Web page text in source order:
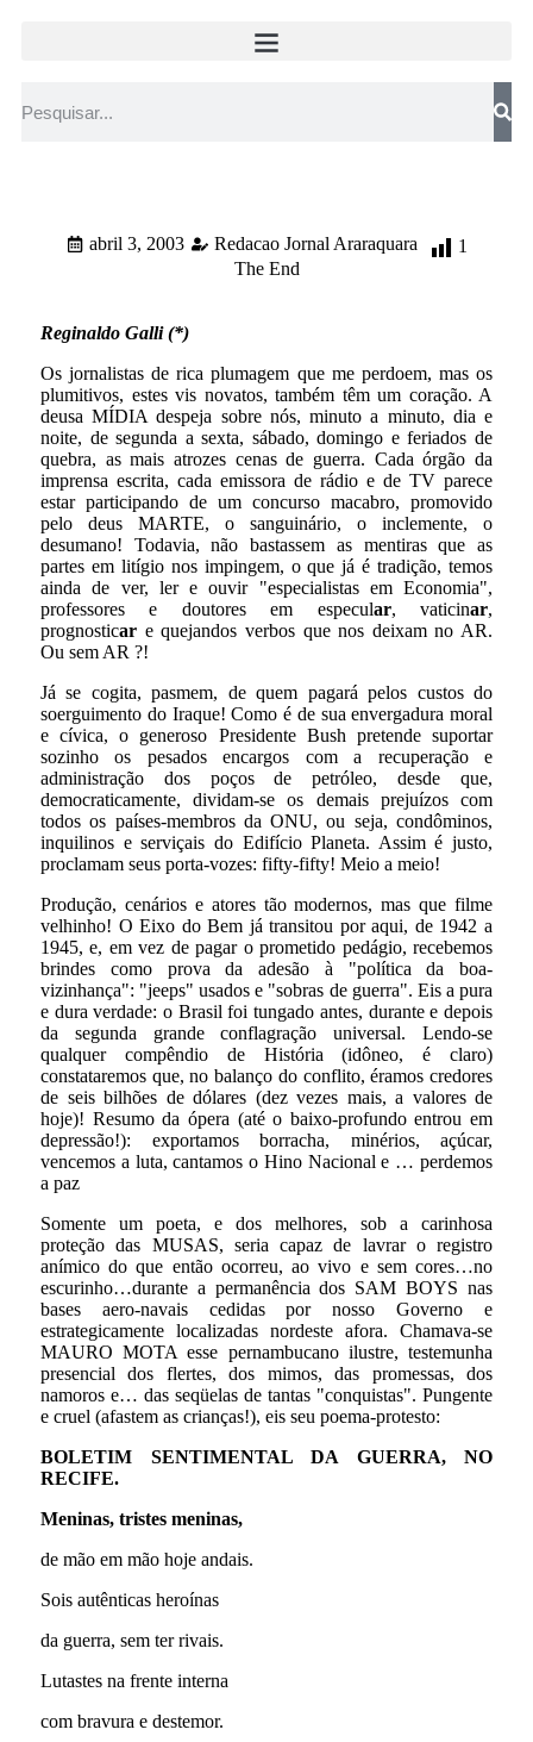
abril 3, 2003 Redacao Jornal Araraquara
1
The End
Reginaldo Galli (*)
Os jornalistas de rica plumagem que me perdoem, mas os
plumitivos, estes vis novatos, também têm um coração. A
deusa MÍDIA despeja sobre nós, minuto a minuto, dia e
noite, de segunda a sexta, sábado, domingo e feriados de
quebra, as mais atrozes cenas de guerra. Cada órgão da
imprensa escrita, cada emissora de rádio e de TV parece
estar participando de um concurso macabro, promovido
pelo deus MARTE, o sanguinário, o inclemente, o
desumano! Todavia, não bastassem as mentiras que as
partes em litígio nos impingem, o que já é tradição, temos
ainda de ver, ler e ouvir "especialistas em Economia",
professores e doutores em especular, vaticinar,
prognosticar e quejandos verbos que nos deixam no AR.
Ou sem AR ?!
Já se cogita, pasmem, de quem pagará pelos custos do
soerguimento do Iraque! Como é de sua envergadura moral
e cívica, o generoso Presidente Bush pretende suportar
sozinho os pesados encargos com a recuperação e
administração dos poços de petróleo, desde que,
democraticamente, dividam-se os demais prejuízos com
todos os países-membros da ONU, ou seja, condôminos,
inquilinos e serviçais do Edifício Planeta. Assim é justo,
proclamam seus porta-vozes: fifty-fifty! Meio a meio!
Produção, cenários e atores tão modernos, mas que filme
velhinho! O Eixo do Bem já transitou por aqui, de 1942 a
1945, e, em vez de pagar o prometido pedágio, recebemos
brindes como prova da adesão à "política da boa-
vizinhança": "jeeps" usados e "sobras de guerra". Eis a pura
e dura verdade: o Brasil foi tungado antes, durante e depois
da segunda grande conflagração universal. Lendo-se
qualquer compêndio de História (idôneo, é claro)
constataremos que, no balanço do conflito, éramos credores
de seis bilhões de dólares (dez vezes mais, a valores de
hoje)! Resumo da ópera (até o baixo-profundo entrou em
depressão!): exportamos borracha, minérios, açúcar,
vencemos a luta, cantamos o Hino Nacional e … perdemos
a paz
Somente um poeta, e dos melhores, sob a carinhosa
proteção das MUSAS, seria capaz de lavrar o registro
anímico do que então ocorreu, ao vivo e sem cores…no
escurinho…durante a permanência dos SAM BOYS nas
bases aero-navais cedidas por nosso Governo e
estrategicamente localizadas nordeste afora. Chamava-se
MAURO MOTA esse pernambucano ilustre, testemunha
presencial dos flertes, dos mimos, das promessas, dos
namoros e… das seqüelas de tantas "conquistas". Pungente
e cruel (afastem as crianças!), eis seu poema-protesto:
BOLETIM SENTIMENTAL DA GUERRA, NO
RECIFE.
Meninas, tristes meninas,
de mão em mão hoje andais.
Sois autênticas heroínas
da guerra, sem ter rivais.
Lutastes na frente interna
com bravura e destemor.